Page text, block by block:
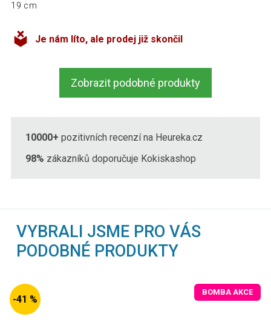
19 cm
Je nám líto, ale prodej již skončil
Zobrazit podobné produkty
10000+ pozitivních recenzí na Heureka.cz
98% zákazníků doporučuje Kokiskashop
VYBRALI JSME PRO VÁS
PODOBNÉ PRODUKTY
-41 %
BOMBA AKCE